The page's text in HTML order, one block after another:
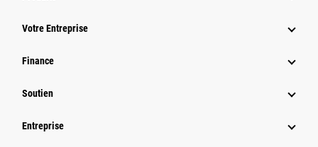
Votre Entreprise
Finance
Soutien
Entreprise